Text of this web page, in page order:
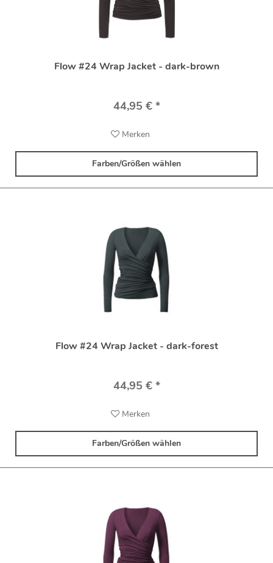
Flow #24 Wrap Jacket - dark-brown
44,95 € *
Merken
Farben/Größen wählen
Flow #24 Wrap Jacket - dark-forest
44,95 € *
Merken
Farben/Größen wählen